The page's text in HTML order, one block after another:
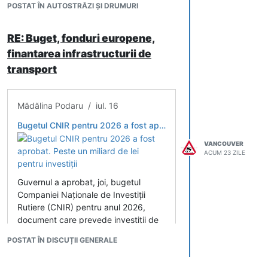
POSTAT ÎN AUTOSTRĂZI ȘI DRUMURI
RE: Buget, fonduri europene,
finantarea infrastructurii de
transport
Mădălina Podaru / iul. 16
Bugetul CNIR pentru 2026 a fost aprobat. Peste un miliard de lei pentru investiții
Guvernul a aprobat, joi, bugetul
Companiei Naționale de Investiții
Rutiere (CNIR) pentru anul 2026,
document care prevede investiții de
implementării proiectelor de
POSTAT ÎN DISCUȚII GENERALE
VANCOUVER
ACUM 23 ZILE